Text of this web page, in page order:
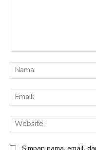
Simpan nama, email,